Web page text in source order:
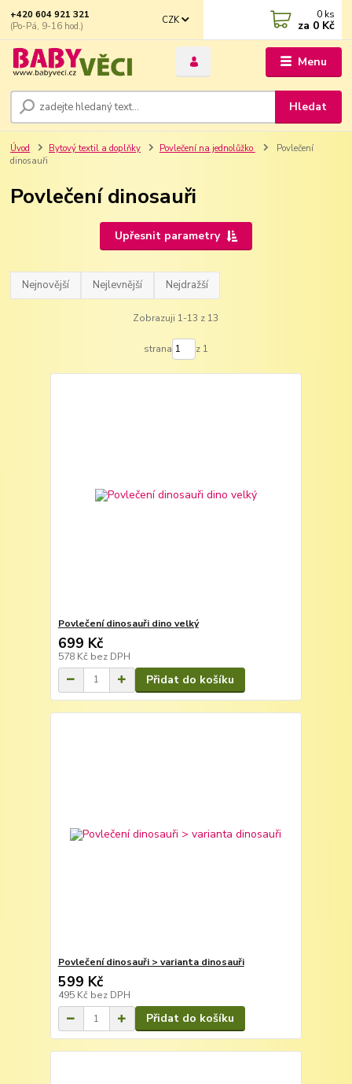
Menu
CZK
Hledat
+420 604 921 321
(Po-Pá, 9-16 hod.)
0 ks
za 0 Kč
Úvod Bytový textil a doplňky Povlečení na jednolůžko
Povlečení
dinosauři
Povlečení dinosauři
Upřesnit parametry
Nejnovější Nejlevnější Nejdražší
Zobrazuji 1-13 z 13
strana z 1
Povlečení dinosauři dino velký
699 Kč
578 Kč bez DPH
Přidat do košíku
Povlečení dinosauři > varianta dinosauři
599 Kč
495 Kč bez DPH
Přidat do košíku